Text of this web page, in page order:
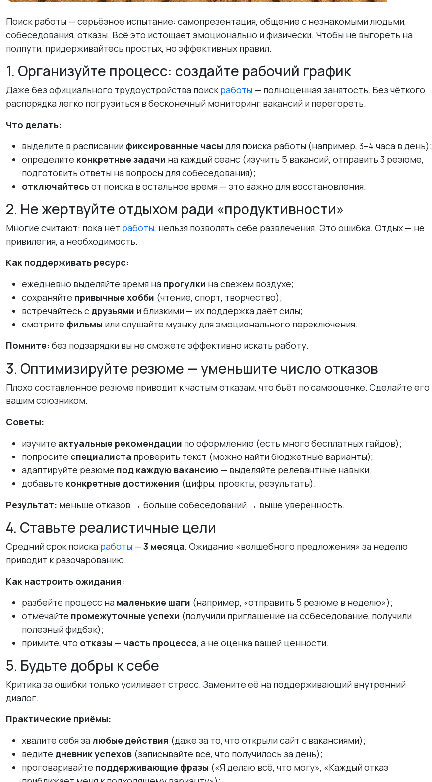
Поиск работы — серьёзное испытание: самопрезентация, общение с незнакомыми людьми,
собеседования, отказы. Всё это истощает эмоционально и физически. Чтобы не выгореть на
полпути, придерживайтесь простых, но эффективных правил.
1. Организуйте процесс: создайте рабочий график
Даже без официального трудоустройства поискработы — полноценная занятость. Без чёткого
распорядка легко погрузиться в бесконечный мониторинг вакансий и перегореть.
Что делать:
выделите в расписании фиксированные часы для поиска работы (например, 3–4 часа в день);
определите конкретные задачи на каждый сеанс (изучить 5 вакансий, отправить 3 резюме,
подготовить ответы на вопросы для собеседования);
отключайтесьот поиска в остальное время — это важно для восстановления.
2. Не жертвуйте отдыхом ради «продуктивности»
Многие считают: пока нет работы, нельзя позволять себе развлечения. Это ошибка. Отдых — не
привилегия, а необходимость.
Как поддерживать ресурс:
ежедневно выделяйте время на прогулки на свежем воздухе;
сохраняйте привычные хобби (чтение, спорт, творчество);
встречайтесь с друзьями и близкими — их поддержка даёт силы;
смотрите фильмы или слушайте музыку для эмоционального переключения.
Помните: без подзарядки вы не сможете эффективно искать работу.
3. Оптимизируйте резюме — уменьшите число отказов
Плохо составленное резюме приводит к частым отказам, что бьёт по самооценке. Сделайте его
вашим союзником.
Советы:
изучите актуальные рекомендации по оформлению (есть много бесплатных гайдов);
попросите специалиста проверить текст (можно найти бюджетные варианты);
адаптируйте резюме под каждую вакансию — выделяйте релевантные навыки;
добавьте конкретные достижения (цифры, проекты, результаты).
Результат: меньше отказов → больше собеседований → выше уверенность.
4. Ставьте реалистичные цели
Средний срок поиска работы — 3 месяца. Ожидание «волшебного предложения» за неделю
приводит к разочарованию.
Как настроить ожидания:
разбейте процесс на маленькие шаги (например, «отправить 5 резюме в неделю»);
отмечайте промежуточные успехи (получили приглашение на собеседование, получили
полезный фидбэк);
примите, что отказы — часть процесса, а не оценка вашей ценности.
5. Будьте добры к себе
Критика за ошибки только усиливает стресс. Замените её на поддерживающий внутренний
диалог.
Практические приёмы:
хвалите себя за любые действия (даже за то, что открыли сайт с вакансиями);
ведите дневник успехов (записывайте всё, что получилось за день);
проговаривайте поддерживающие фразы («Я делаю всё, что могу», «Каждый отказ